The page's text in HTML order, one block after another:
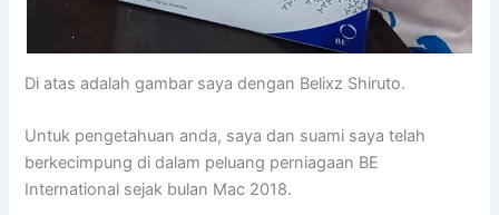
Di atas adalah gambar saya dengan Belixz Shiruto.
Untuk pengetahuan anda, saya dan suami saya telah
berkecimpung di dalam peluang perniagaan BE
International sejak bulan Mac 2018.